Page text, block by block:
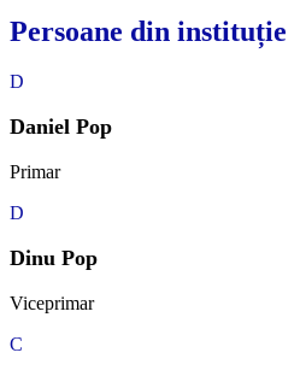
Persoane din instituție
D
Daniel Pop
Primar
D
Dinu Pop
Viceprimar
C